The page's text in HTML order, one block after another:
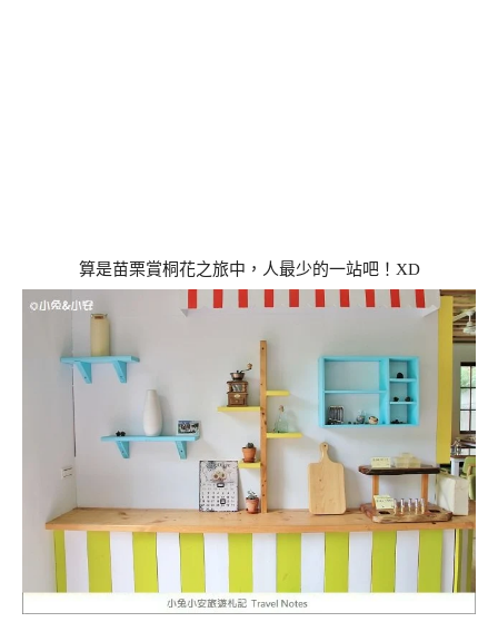
算是苗栗賞桐花之旅中，人最少的一站吧！XD